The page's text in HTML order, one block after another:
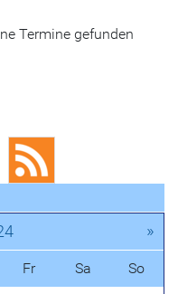
Termine gefunden
»
Fr Sa So